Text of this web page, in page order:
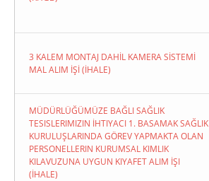
3 KALEM MONTAJ DAHİL KAMERA SİSTEMİ
MAL ALIM İŞİ (İHALE)
MÜDÜRLÜĞÜMÜZE BAĞLI SAĞLIK
TESISLERIMIZIN İHTIYACI 1. BASAMAK SAĞLIK
KURULUŞLARINDA GÖREV YAPMAKTA OLAN
PERSONELLERIN KURUMSAL KIMLIK
KILAVUZUNA UYGUN KIYAFET ALIM İŞI
(İHALE)